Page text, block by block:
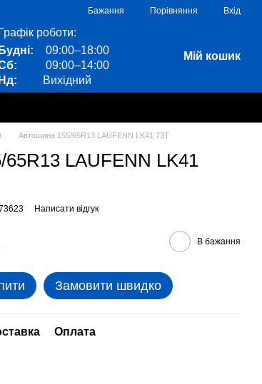
Бажання Порівняння Вхід
Графік роботи:
Будні:
09:00–18:00
09:00–14:00
Нд:
Вихідний
Мій кошик
Автошина 155/65R13 LAUFENN LK41 73T
LAUFENN LK41
Написати відгук
В бажання
Замовити швидко
Оплата